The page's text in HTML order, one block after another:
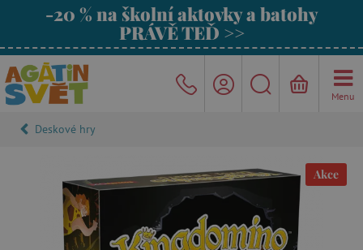
-20 % na školní aktovky a batohy
PRÁVĚ TEĎ >>
Menu
Deskové hry
Akce